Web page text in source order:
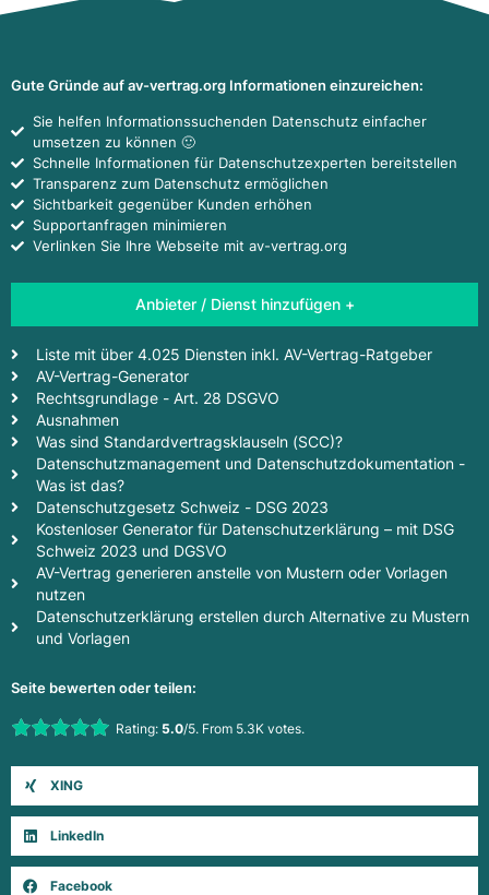
Gute Gründe auf av-vertrag.org Informationen einzureichen:
Sie helfen Informationssuchenden Datenschutz einfacher
umsetzen zu können 🙂
Schnelle Informationen für Datenschutzexperten bereitstellen
Transparenz zum Datenschutz ermöglichen
Sichtbarkeit gegenüber Kunden erhöhen
Supportanfragen minimieren
Verlinken Sie Ihre Webseite mit av-vertrag.org
Anbieter / Dienst hinzufügen +
Liste mit über 4.025 Diensten inkl. AV-Vertrag-Ratgeber
AV-Vertrag-Generator
Rechtsgrundlage - Art. 28 DSGVO
Ausnahmen
Was sind Standardvertragsklauseln (SCC)?
Datenschutzmanagement und Datenschutzdokumentation -
Was ist das?
Datenschutzgesetz Schweiz - DSG 2023
Kostenloser Generator für Datenschutzerklärung – mit DSG
Schweiz 2023 und DGSVO
AV-Vertrag generieren anstelle von Mustern oder Vorlagen
nutzen
Datenschutzerklärung erstellen durch Alternative zu Mustern
und Vorlagen
Seite bewerten oder teilen:
Rate this item:Rating: 5.0/5. From 5.3K votes.
XING
LinkedIn
Facebook